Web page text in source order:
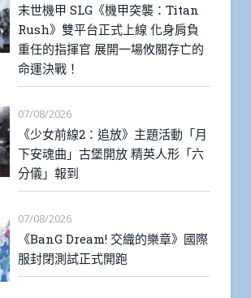
末世機甲 SLG《機甲突襲：Titan
Rush》雙平台正式上線 化身肩負
重任的指揮官 展開一場攸關存亡的
命運決戰！
07/08/2026
《少女前線2：追放》主題活動「月
下安魂曲」古堡開放 精英人形「六
分儀」報到
07/08/2026
《BanG Dream! 交織的樂章》國際
服封閉測試正式開跑